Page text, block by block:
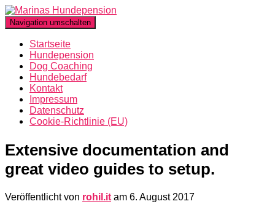
Navigation umschalten
Startseite
Hundepension
Dog Coaching
Hundebedarf
Kontakt
Impressum
Datenschutz
Cookie-Richtlinie (EU)
Extensive documentation and
great video guides to setup.
Veröffentlicht von rohil.it am 6. August 2017